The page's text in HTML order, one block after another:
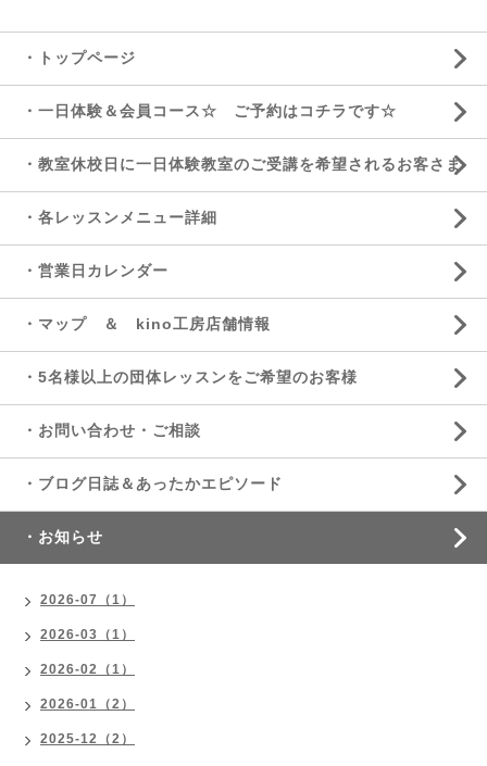
・トップページ
・一日体験＆会員コース☆ ご予約はコチラです☆
・教室休校日に一日体験教室のご受講を希望されるお客さま
・各レッスンメニュー詳細
・営業日カレンダー
・マップ ＆ kino工房店舗情報
・5名様以上の団体レッスンをご希望のお客様
・お問い合わせ・ご相談
・ブログ日誌＆あったかエピソード
・お知らせ
2026-07（1）
2026-03（1）
2026-02（1）
2026-01（2）
2025-12（2）